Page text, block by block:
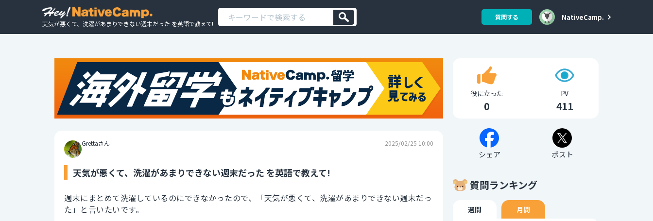
天気が悪くて、洗濯があまりできない週末だった を英語で教えて!
質問する NativeCamp.
Grettaさん 2025/02/25 10:00
天気が悪くて、洗濯があまりできない週末だった を英語で教えて!
週末にまとめて洗濯しているのにできなかったので、「天気が悪くて、洗濯があまりできない週末だっ
た」と言いたいです。
役に立った
0
PV
411
シェア ポスト
質問ランキング
週間 月間